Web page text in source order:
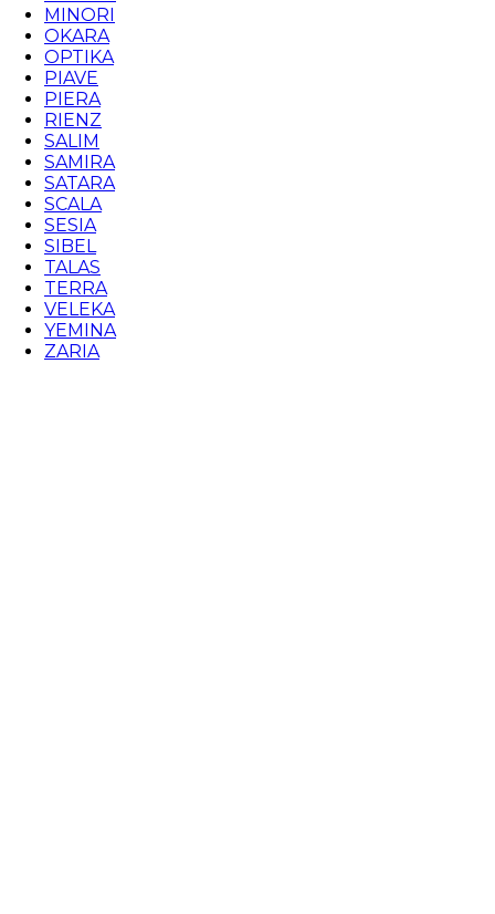
MINORI
OKARA
OPTIKA
PIAVE
PIERA
RIENZ
SALIM
SAMIRA
SATARA
SCALA
SESIA
SIBEL
TALAS
TERRA
VELEKA
YEMINA
ZARIA